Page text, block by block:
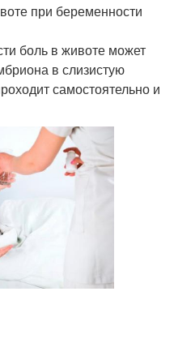
при беременности
боль в животе может
в слизистую
самостоятельно и